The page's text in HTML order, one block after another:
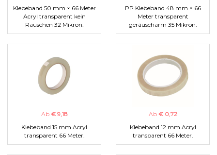
Klebeband 50 mm × 66 Meter
Acryl transparent kein
Rauschen 32 Mikron.
PP Klebeband 48 mm × 66
Meter transparent
geräuscharm 35 Mikron.
Ab € 9,18
Klebeband 15 mm Acryl
transparent 66 Meter.
Ab € 0,72
Klebeband 12 mm Acryl
transparent 66 Meter.